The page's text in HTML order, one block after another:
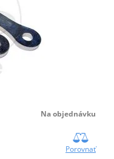
Na objednávku
Porovnať